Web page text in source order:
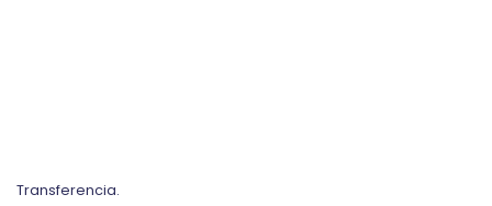
Transferencia.